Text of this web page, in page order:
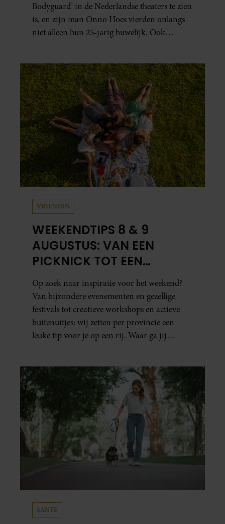
Bodyguard’ in de Nederlandse theaters te zien
is, en zijn man Onno Hoes vierden onlangs
niet alleen hun 25-jarig huwelijk. Ook
VRIENDIN
WEEKENDTIPS 8 & 9
AUGUSTUS: VAN EEN
PICKNICK TOT EEN
VOGELHUISJE MAKEN
Op zoek naar inspiratie voor het weekend?
Van bijzondere evenementen en gezellige
festivals tot creatieve workshops en actieve
buitenuitjes: wij zetten per provincie een
leuke tip voor je op een rij. Waar ga jij
SANTE